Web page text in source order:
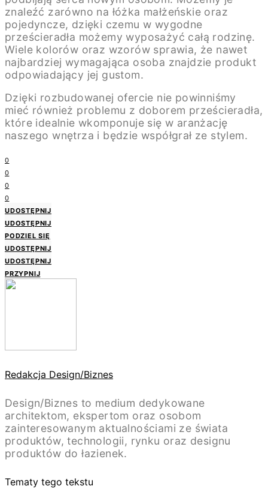
znaleźć zarówno na łóżka małżeńskie oraz
pojedyncze, dzięki czemu w wygodne
prześcieradła możemy wyposażyć całą rodzinę.
Wiele kolorów oraz wzorów sprawia, że nawet
najbardziej wymagająca osoba znajdzie produkt
odpowiadający jej gustom.
Dzięki rozbudowanej ofercie nie powinniśmy
mieć również problemu z doborem prześcieradła,
które idealnie wkomponuje się w aranżację
naszego wnętrza i będzie współgrał ze stylem.
0
0
0
0
UDOSTĘPNIJ
UDOSTĘPNIJ
PODZIEL SIĘ
UDOSTĘPNIJ
UDOSTĘPNIJ
PRZYPNIJ
Redakcja Design/Biznes
Design/Biznes to medium dedykowane
architektom, ekspertom oraz osobom
zainteresowanym aktualnościami ze świata
produktów, technologii, rynku oraz designu
produktów do łazienek.
Tematy tego tekstu